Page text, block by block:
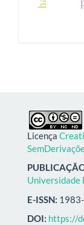
Licença
Universidade
E-ISSN:
DOI: https://